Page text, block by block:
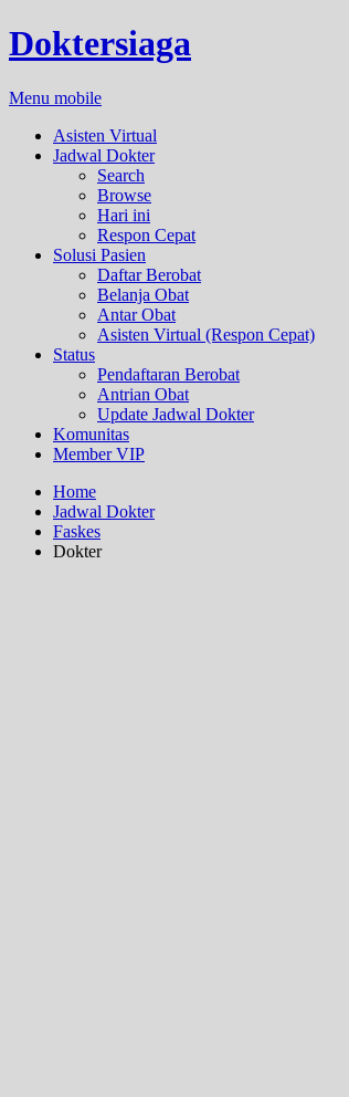
Doktersiaga
Menu mobile
Asisten Virtual
Jadwal Dokter
Search
Browse
Hari ini
Respon Cepat
Solusi Pasien
Daftar Berobat
Belanja Obat
Antar Obat
Asisten Virtual (Respon Cepat)
Status
Pendaftaran Berobat
Antrian Obat
Update Jadwal Dokter
Komunitas
Member VIP
Home
Jadwal Dokter
Faskes
Dokter